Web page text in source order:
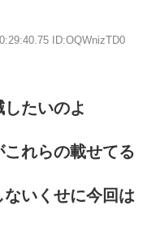
ID:OQWnizTD0
たいのよ
れらの載せてる
いくせに今回は